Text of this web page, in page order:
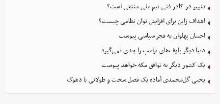
تغییر در کادر فنی تیم ملی منتفی است؟
اهداف ژاپن برای افزایش توان نظامی چیست؟
احسان پهلوان به فجر سپاسی پیوست
دنیا دیگر بلوف‌های ترامپ را جدی نمی‌گیرد
یک کشور دیگر به توافق مکه خواهد پیوست
یحیی گل‌محمدی آماده یک فصل سخت و طولانی با دهوک